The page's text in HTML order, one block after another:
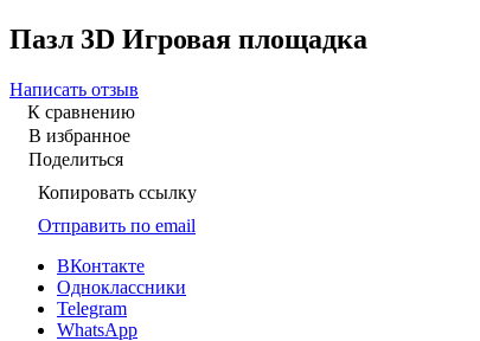
Пазл 3D Игровая площадка
Написать отзыв
К сравнению
В избранное
Поделиться
Копировать ссылку
Отправить по email
ВКонтакте
Одноклассники
Telegram
WhatsApp